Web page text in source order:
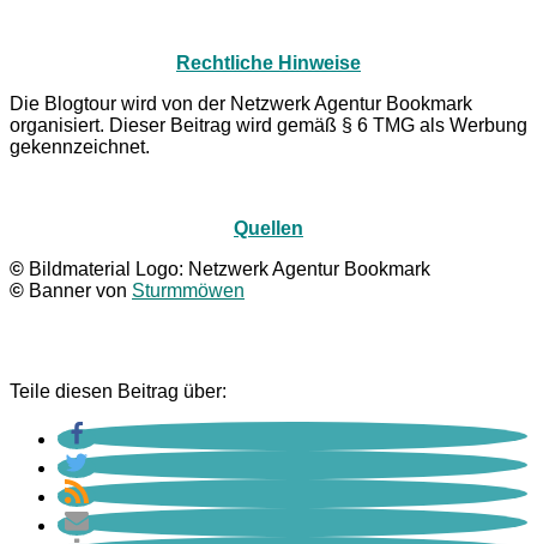
Rechtliche Hinweise
Die Blogtour wird von der Netzwerk Agentur Bookmark
organisiert. Dieser Beitrag wird gemäß § 6 TMG als Werbung
gekennzeichnet.
Quellen
© Bildmaterial Logo: Netzwerk Agentur Bookmark
© Banner von Sturmmöwen
Teile diesen Beitrag über: